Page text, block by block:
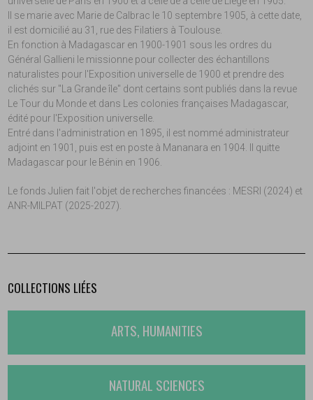
Il se marie avec Marie de Calbrac le 10 septembre 1905, à cette date,
il est domicilié au 31, rue des Filatiers à Toulouse.
En fonction à Madagascar en 1900-1901 sous les ordres du
Général Gallieni le missionne pour collecter des échantillons
naturalistes pour l'Exposition universelle de 1900 et prendre des
clichés sur "La Grande île" dont certains sont publiés dans la revue
Le Tour du Monde et dans Les colonies françaises Madagascar,
édité pour l'Exposition universelle.
Entré dans l'administration en 1895, il est nommé administrateur
adjoint en 1901, puis est en poste à Mananara en 1904. Il quitte
Madagascar pour le Bénin en 1906.
Le fonds Julien fait l'objet de recherches financées : MESRI (2024) et
ANR-MILPAT (2025-2027).
COLLECTIONS LIÉES
ARTS, HUMANITIES
NATURAL SCIENCES